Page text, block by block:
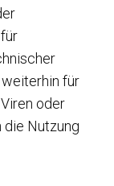
für
oder
die Nutzung